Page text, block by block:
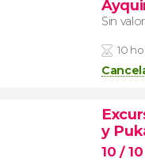
Sin
10
y
10 / 10